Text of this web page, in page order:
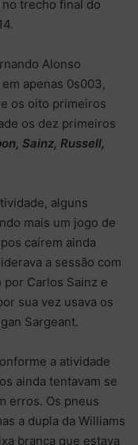
trecho final do
Alonso
apenas 0s003,
os oito primeiros
os dez primeiros
Sainz, Russell,
alguns
mais um jogo de
caírem ainda
a sessão com
por Carlos Sainz e
sua vez usava os
Sargeant.
a atividade
ainda tentavam se
erros. Os pneus
a dupla da Williams
branca que estava